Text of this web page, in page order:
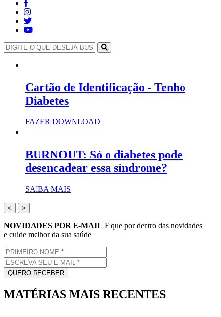
Cartão de Identificação - Tenho
Diabetes
FAZER DOWNLOAD
BURNOUT: Só o diabetes pode
desencadear essa síndrome?
SAIBA MAIS
< >
NOVIDADES POR E-MAIL Fique por dentro das novidades
e cuide melhor da sua saúde
MATÉRIAS MAIS RECENTES